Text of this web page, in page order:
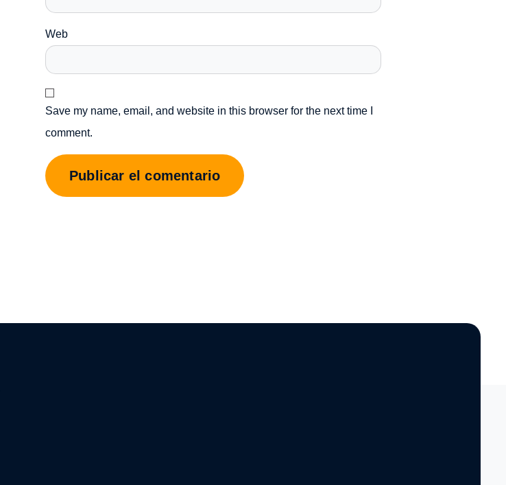
Web
Save my name, email, and website in this browser for the next time I
comment.